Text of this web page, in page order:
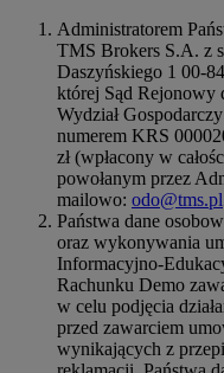
Administratorem
TMS Brokers S.A. z
Daszyńskiego 1 00-
której Sąd Rejonowy
Wydział
numerem KRS
zł (wpłacony w
powołanym przez
mailowo: odo@tms.pl
Państwa dane
oraz wykonywania
Informacyjno-
Rachunku Demo
w celu podjęcia
przed zawarciem
wynikających z